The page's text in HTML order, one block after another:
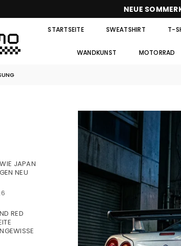
NEUE
STARTSEITE SWEATSHIRT T-
WANDKUNST MOTORRAD
JAPAN
NEU
RED